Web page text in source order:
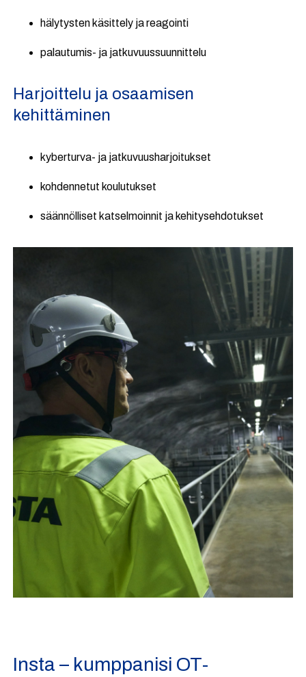
hälytysten käsittely ja reagointi
palautumis- ja jatkuvuussuunnittelu
Harjoittelu ja osaamisen
kehittäminen
kyberturva- ja jatkuvuusharjoitukset
kohdennetut koulutukset
säännölliset katselmoinnit ja kehitysehdotukset
Insta – kumppanisi OT-